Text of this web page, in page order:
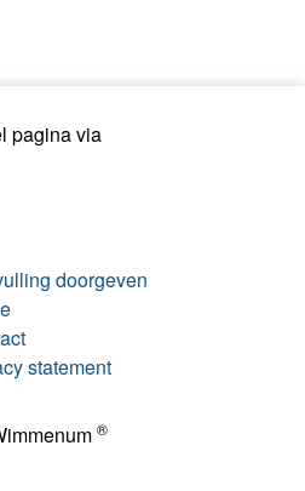
pagina via
doorgeven
statement
®